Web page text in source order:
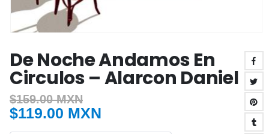
De Noche Andamos En
Circulos – Alarcon Daniel
$159.00 MXN
$119.00 MXN